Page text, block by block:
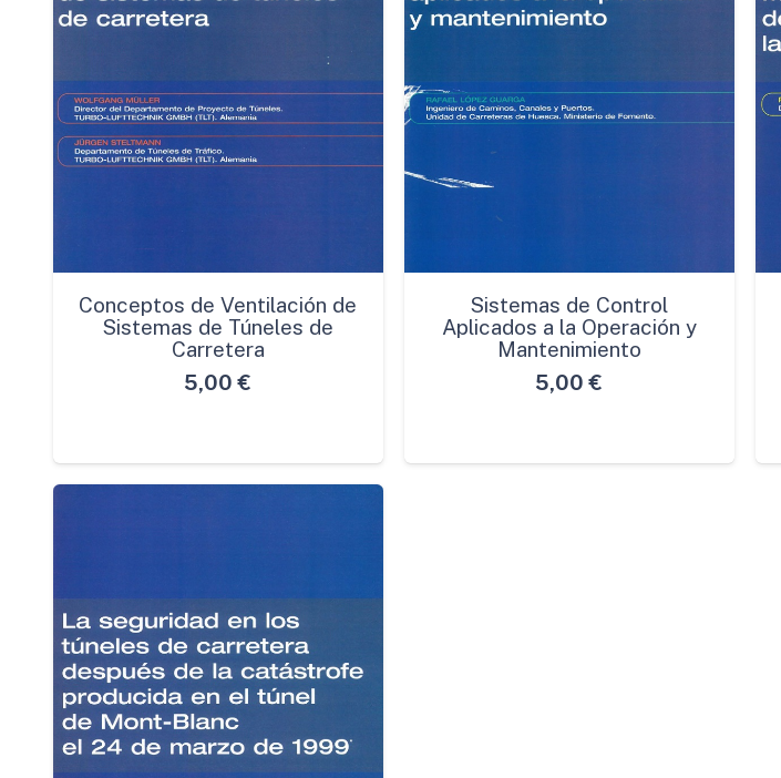
Conceptos de Ventilación de
Sistemas de Túneles de
Carretera
5,00 €
Sistemas de Control
Aplicados a la Operación y
Mantenimiento
5,00 €